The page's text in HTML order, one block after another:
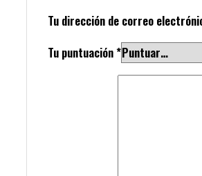
Tu dirección de correo
Tu puntuación*